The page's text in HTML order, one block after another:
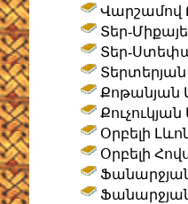
Վարշամով
Տեր-
Տեր-
Տերտերյան
Քոթանյան
Օրբելի
Օրբելի
Ֆանարջյան
Ֆանարջյան